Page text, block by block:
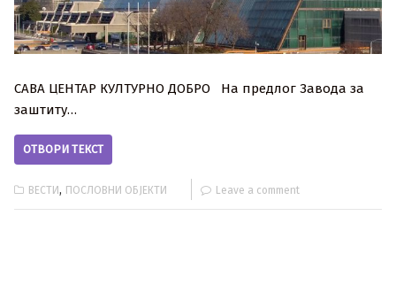
САВА ЦЕНТАР КУЛТУРНО ДОБРО На предлог Завода за
заштиту…
ОТВОРИ ТЕКСТ
ВЕСТИ, ПОСЛОВНИ ОБЈЕКТИ Leave a comment